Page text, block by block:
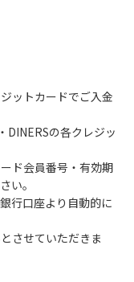
りのサイトのご利
為。但し貸し切り
は除く。
用や共用部（トイ
品の販売等を行な
（夜間の大声での談
。
ットカードでご入金
DINERSの各クレジッ
ド会員番号・有効期
い。
行口座より自動的に
させていただきま